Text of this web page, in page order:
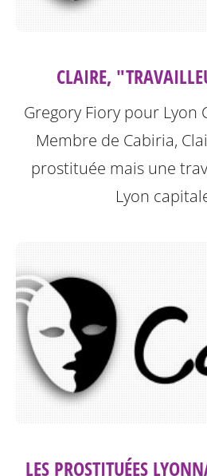
CLAIRE,
Gregory Fiory pour Lyon
Membre de Cabiria,
prostituée mais une
Lyon
LES PROSTITUÉES